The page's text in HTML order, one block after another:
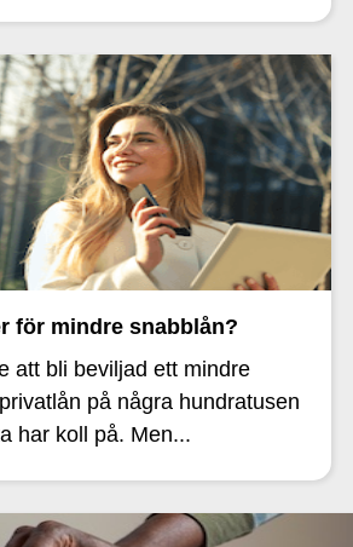
för mindre snabblån?
att bli beviljad ett mindre
på några hundratusen
har koll på. Men...